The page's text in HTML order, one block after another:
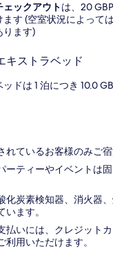
ェックアウトは、20
ます (空室状況によって
ります)
キストラベッド
ドは 1 泊につき 10.0
れているお客様のみご宿
ーティーやイベントは
化炭素検知器、消火器
います。
払いには、クレジット
利用いただけます。